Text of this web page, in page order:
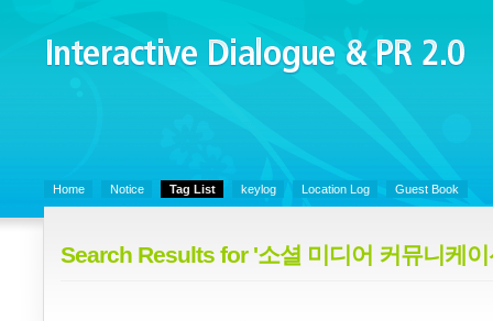
Interactive Dialogue &
PR 2.0
Home Notice Tag List keylog Location Log Guest Book
Search Results for '소셜 미디어 커뮤니케